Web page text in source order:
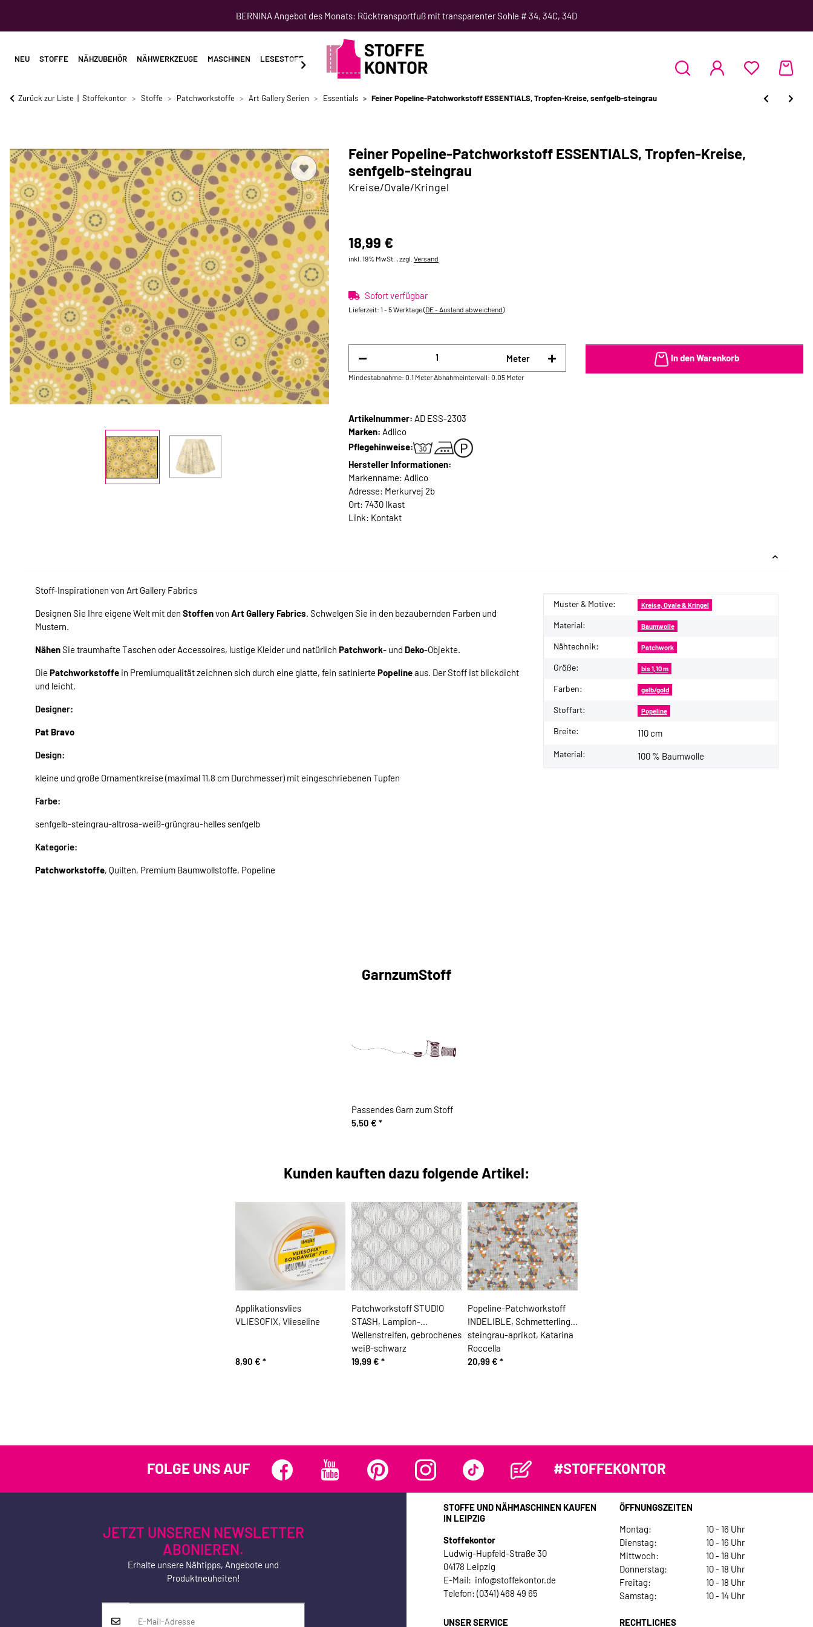
BERNINA Angebot des Monats: Rücktransportfuß mit transparenter Sohle # 34, 34C, 34D
NEU STOFFE NÄHZUBEHÖR NÄHWERKZEUGE MASCHINEN LESESTOFF SCHNITTMUSTER NÄHKURSE
Zurück zur Liste Stoffekontor Stoffe Patchworkstoffe Art Gallery Serien Essentials Feiner Popeline-Patchworkstoff ESSENTIALS, Tropfen-Kreise, senfgelb-steingrau
Feiner Popeline-Patchworkstoff ESSENTIALS, Tropfen-Kreise,
senfgelb-steingrau
Kreise/Ovale/Kringel
18,99 €
inkl. 19% MwSt. , zzgl. Versand
Sofort verfügbar
Lieferzeit: 1 - 5 Werktage(DE - Ausland abweichend)
Meter
Mindestabnahme: 0.1 MeterAbnahmeintervall: 0.05 Meter
In den Warenkorb
Artikelnummer: AD ESS-2303
Marken: Adlico
Pflegehinweise:
Hersteller Informationen:
Markenname: Adlico
Adresse: Merkurvej 2b
Ort: 7430 Ikast
Link: Kontakt
Stoff-Inspirationen von Art Gallery Fabrics
Designen Sie Ihre eigene Welt mit den Stoffenvon Art Gallery Fabrics. Schwelgen Sie in den bezaubernden Farben und
Mustern.
NähenSie traumhafte Taschen oder Accessoires, lustige Kleider und natürlich Patchwork- und Deko-Objekte.
Die Patchworkstoffe in Premiumqualität zeichnen sich durch eine glatte, fein satinierte Popelineaus. Der Stoff ist blickdicht
und leicht.
Designer:
Pat Bravo
Design:
kleine und große Ornamentkreise (maximal 11,8 cm Durchmesser) mit eingeschriebenen Tupfen
Farbe:
senfgelb-steingrau-altrosa-weiß-grüngrau-helles senfgelb
Kategorie:
Patchworkstoffe, Quilten, Premium Baumwollstoffe, Popeline
Produkteigenschaft
Wert
Muster & Motive: Kreise, Ovale & Kringel
Material: Baumwolle
Nähtechnik: Patchwork
Größe: bis 1,10 m
Farben: gelb/gold
Stoffart: Popeline
Breite: 110 cm
Material: 100 % Baumwolle
GarnzumStoff
Passendes Garn zum Stoff
5,50 € *
Kunden kauften dazu folgende Artikel:
Applikationsvlies
VLIESOFIX, Vlieseline
8,90 € *
Patchworkstoff STUDIO
STASH, Lampion-
Wellenstreifen, gebrochenes
weiß-schwarz
19,99 € *
Popeline-Patchworkstoff
INDELIBLE, Schmetterlinge,
steingrau-aprikot, Katarina
Roccella
20,99 € *
FOLGE UNS AUF #STOFFEKONTOR
JETZT UNSEREN NEWSLETTER
ABONIEREN.
Erhalte unsere Nähtipps, Angebote und
Produktneuheiten!
STOFFE UND NÄHMASCHINEN KAUFEN
IN LEIPZIG
Stoffekontor
Ludwig-Hupfeld-Straße 30
04178 Leipzig
E-Mail: info@stoffekontor.de
Telefon: (0341) 468 49 65
ÖFFNUNGSZEITEN
Montag:
10 - 16 Uhr
Dienstag:
10 - 16 Uhr
Mittwoch:
10 - 18 Uhr
Donnerstag:
10 - 18 Uhr
Freitag:
10 - 18 Uhr
Samstag:
10 - 14 Uhr
UNSER SERVICE RECHTLICHES